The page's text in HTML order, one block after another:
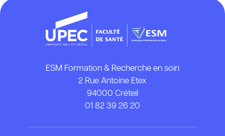
ESM Formation & Recherche en soin
2 Rue Antoine Etex
94000 Créteil
01 82 39 26 20